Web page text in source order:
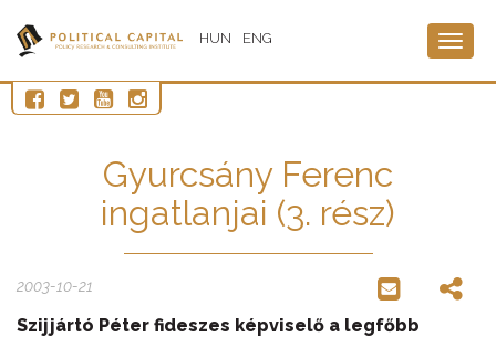
HUN ENG
Gyurcsány Ferenc
ingatlanjai (3. rész)
2003-10-21
Szijjártó Péter fideszes képviselő a legfőbb